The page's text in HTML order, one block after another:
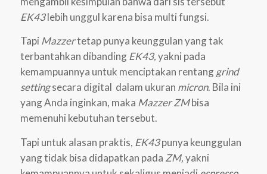
EK43lebih unggul karena bisa multi fungsi.
Tapi Mazzertetap punya keunggulan yang tak
terbantahkan dibandingEK43,yakni pada
kemampuannya untuk menciptakan rentanggrind
settingsecara digital dalam ukuran micron. Bila ini
yang Anda inginkan, maka Mazzer ZMbisa
memenuhi kebutuhan tersebut.
Tapi untuk alasan praktis, EK43punya keunggulan
yang tidak bisa didapatkan pada ZM,yakni